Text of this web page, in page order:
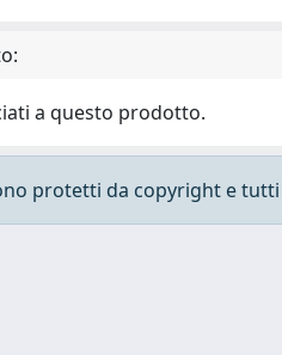
a questo prodotto.
protetti da copyright e